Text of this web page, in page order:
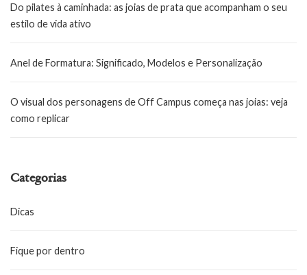
Do pilates à caminhada: as joias de prata que acompanham o seu
estilo de vida ativo
Anel de Formatura: Significado, Modelos e Personalização
O visual dos personagens de Off Campus começa nas joias: veja
como replicar
Categorias
Dicas
Fique por dentro